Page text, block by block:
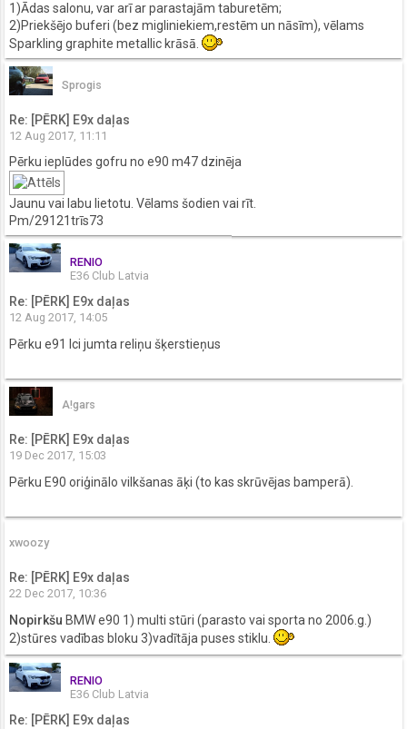
1)Ādas salonu, var arī ar parastajām taburetēm;
2)Priekšējo buferi (bez migliniekiem,restēm un nāsīm), vēlams
Sparkling graphite metallic krāsā.
Sprogis
Re: [PĒRK] E9x daļas
12 Aug 2017, 11:11
Pērku ieplūdes gofru no e90 m47 dzinēja
Jaunu vai labu lietotu. Vēlams šodien vai rīt.
Pm/29121trīs73
RENIO
E36 Club Latvia
Re: [PĒRK] E9x daļas
12 Aug 2017, 14:05
Pērku e91 lci jumta reliņu šķerstieņus
A!gars
Re: [PĒRK] E9x daļas
19 Dec 2017, 15:03
Pērku E90 oriģinālo vilkšanas āķi (to kas skrūvējas bamperā).
xwoozy
Re: [PĒRK] E9x daļas
22 Dec 2017, 10:36
Nopirkšu BMW e90 1) multi stūri (parasto vai sporta no 2006.g.)
2)stūres vadības bloku 3)vadītāja puses stiklu.
RENIO
E36 Club Latvia
Re: [PĒRK] E9x daļas